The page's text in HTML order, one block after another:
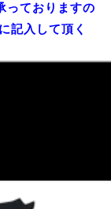
っておりますの
記入して頂く